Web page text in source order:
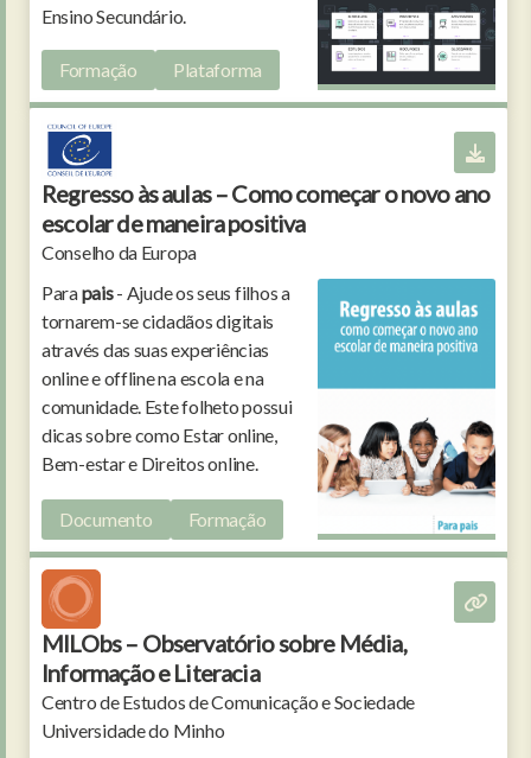
Ensino Secundário.
Formação Plataforma
Regresso às aulas – Como começar o novo ano
escolar de maneira positiva
Conselho da Europa
Parapais- Ajude os seus filhos a
tornarem-se cidadãos digitais
através das suas experiências
online e offline na escola e na
comunidade. Este folheto possui
dicas sobre como Estar online,
Bem-estar e Direitos online.
Documento Formação
MILObs – Observatório sobre Média,
Informação e Literacia
Centro de Estudos de Comunicação e Sociedade
Universidade do Minho